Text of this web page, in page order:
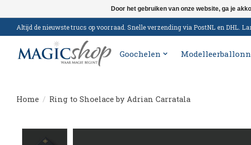
Altijd de nieuwste trucs op voorraad. Snelle verzending via PostNL en DHL.
Goochelen
Home / Ring to Shoelace by Adrian Carratala
Door het gebruiken van onze website, ga je